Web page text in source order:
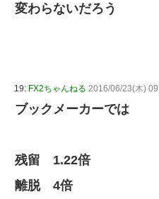
変わらないだろう
19: FX2ちゃんねる 2016/06/23(木)
ブックメーカーでは
残留 1.22倍
離脱 4倍